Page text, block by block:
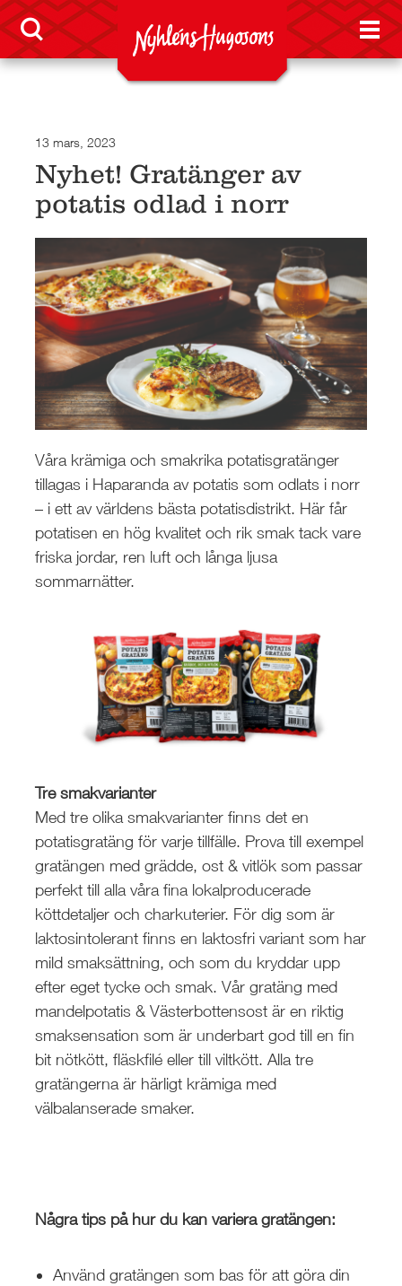
13 mars, 2023
Nyhet! Gratänger av
potatis odlad i norr
Våra krämiga och smakrika potatisgratänger
tillagas i Haparanda av potatis som odlats i norr
– i ett av världens bästa potatisdistrikt. Här får
potatisen en hög kvalitet och rik smak tack vare
friska jordar, ren luft och långa ljusa
sommarnätter.
Tre smakvarianter
Med tre olika smakvarianter finns det en
potatisgratäng för varje tillfälle. Prova till exempel
gratängen med grädde, ost & vitlök som passar
perfekt till alla våra fina lokalproducerade
köttdetaljer och charkuterier. För dig som är
laktosintolerant finns en laktosfri variant som har
mild smaksättning, och som du kryddar upp
efter eget tycke och smak. Vår gratäng med
mandelpotatis & Västerbottensost är en riktig
smaksensation som är underbart god till en fin
bit nötkött, fläskfilé eller till viltkött. Alla tre
gratängerna är härligt krämiga med
välbalanserade smaker.
Några tips på hur du kan variera gratängen:
Använd gratängen som bas för att göra din